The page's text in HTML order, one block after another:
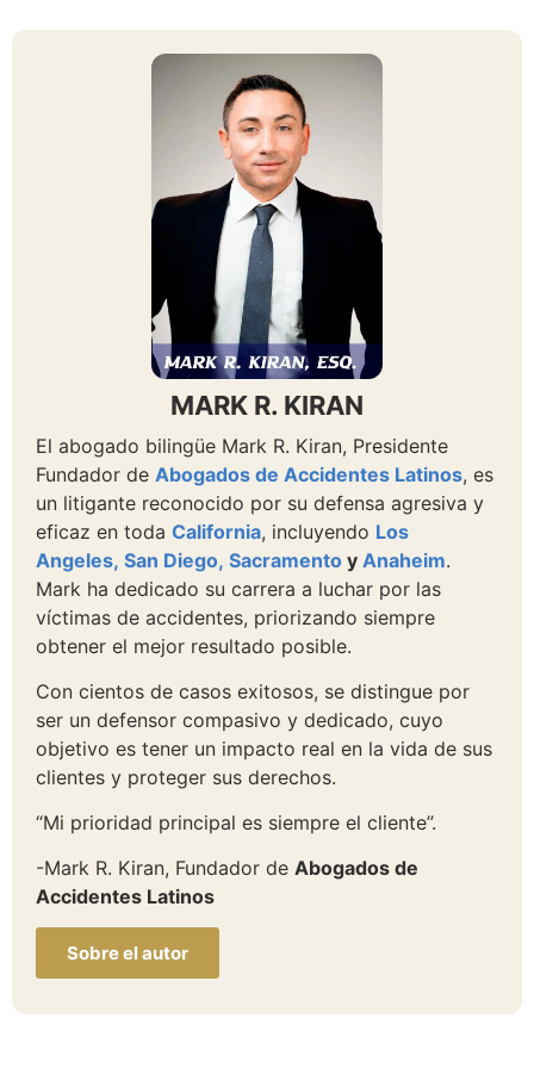
MARK R. KIRAN
El abogado bilingüe Mark R. Kiran, Presidente
Fundador de Abogados de Accidentes Latinos, es
un litigante reconocido por su defensa agresiva y
eficaz en toda California, incluyendo Los
Angeles, San Diego, Sacramento y Anaheim.
Mark ha dedicado su carrera a luchar por las
víctimas de accidentes, priorizando siempre
obtener el mejor resultado posible.
Con cientos de casos exitosos, se distingue por
ser un defensor compasivo y dedicado, cuyo
objetivo es tener un impacto real en la vida de sus
clientes y proteger sus derechos.
“Mi prioridad principal es siempre el cliente”.
-Mark R. Kiran, Fundador de Abogados de
Accidentes Latinos
Sobre el autor